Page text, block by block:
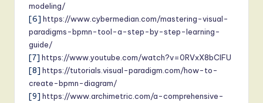
modeling/
[6] https://www.cybermedian.com/mastering-visual-
paradigms-bpmn-tool-a-step-by-step-learning-
guide/
[7] https://www.youtube.com/watch?v=0RVxX8bClFU
[8] https://tutorials.visual-paradigm.com/how-to-
create-bpmn-diagram/
[9] https://www.archimetric.com/a-comprehensive-